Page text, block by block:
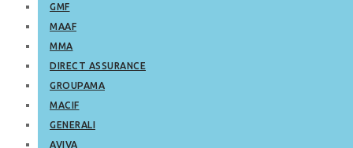
GMF
MAAF
MMA
DIRECT ASSURANCE
GROUPAMA
MACIF
GENERALI
AVIVA